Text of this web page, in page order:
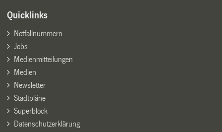
Quicklinks
Notfallnummern
Jobs
Medienmitteilungen
Medien
Newsletter
Stadtpläne
Superblock
Datenschutzerklärung